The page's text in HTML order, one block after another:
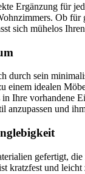
Ergänzung für
Ob für
sich mühelos
sein
einem idealen
Ihre vorhandene
anzupassen und
gefertigt,
kratzfest und